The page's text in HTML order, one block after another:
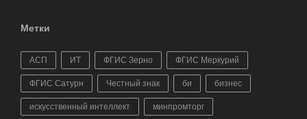
Метки
АСП ИТ ФГИС Зерно ФГИС Меркурий
ФГИС Сатурн Честный знак би бизнес
искусственный интеллект минпромторг